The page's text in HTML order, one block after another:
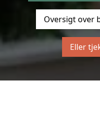
Oversigt over
Eller